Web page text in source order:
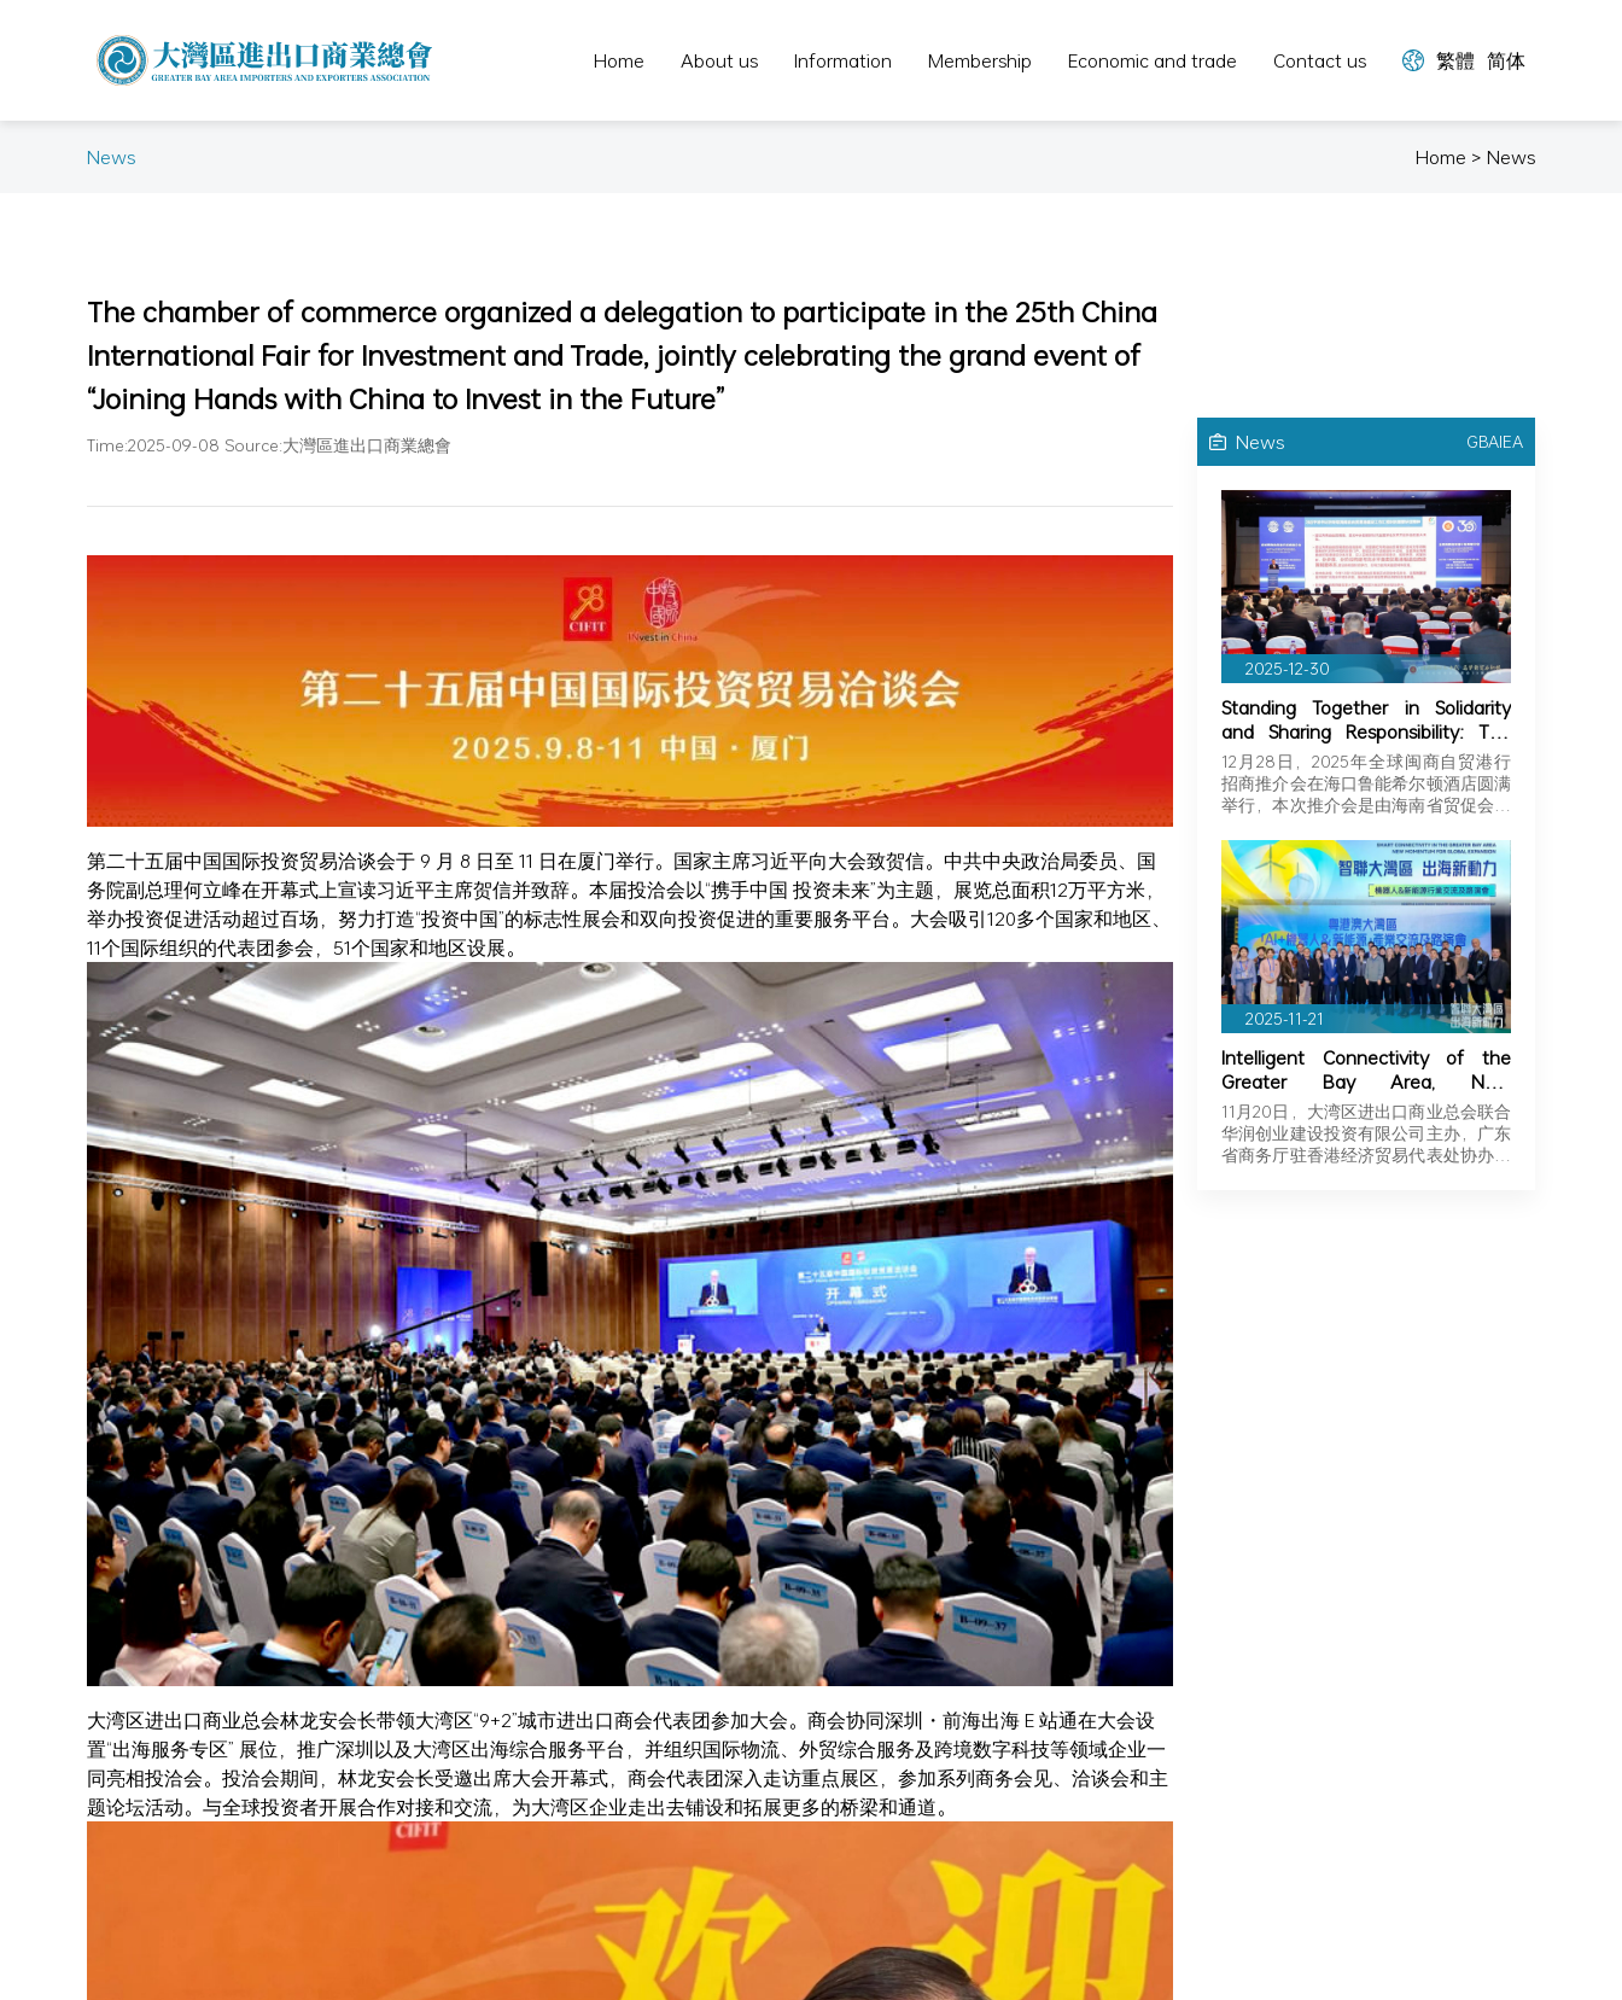
Home About us Information Membership Economic and trade Contact us 繁體 简体
News Home > News
The chamber of commerce organized a delegation to participate in the 25th China
International Fair for Investment and Trade, jointly celebrating the grand event of
“Joining Hands with China to Invest in the Future”
Time:2025-09-08 Source:大灣區進出口商業總會
第二十五届中国国际投资贸易洽谈会于 9 月 8 日至 11 日在厦门举行。国家主席习近平向大会致贺信。中共中央政治局委员、国
务院副总理何立峰在开幕式上宣读习近平主席贺信并致辞。本届投洽会以“携手中国 投资未来”为主题，展览总面积12万平方米，
举办投资促进活动超过百场，努力打造“投资中国”的标志性展会和双向投资促进的重要服务平台。大会吸引120多个国家和地区、
11个国际组织的代表团参会，51个国家和地区设展。
大湾区进出口商业总会林龙安会长带领大湾区“9+2”城市进出口商会代表团参加大会。商会协同深圳・前海出海 E 站通在大会设
置“出海服务专区” 展位，推广深圳以及大湾区出海综合服务平台，并组织国际物流、外贸综合服务及跨境数字科技等领域企业一
同亮相投洽会。投洽会期间，林龙安会长受邀出席大会开幕式，商会代表团深入走访重点展区，参加系列商务会见、洽谈会和主
题论坛活动。与全球投资者开展合作对接和交流，为大湾区企业走出去铺设和拓展更多的桥梁和通道。
News GBAIEA
2025-12-30
Standing Together in Solidarity
and Sharing Responsibility: The
Greater Bay Area Importers and
Exporters Association Explores
New Opportunities in Hainan,
Businessmen to Seize Business
Opportunities in Hainan!
12月28日，2025年全球闽商自贸港行
招商推介会在海口鲁能希尔顿酒店圆满
举行，本次推介会是由海南省贸促会和
2025-11-21
Intelligent Connectivity of the
Greater Bay Area, New
Momentum for Overseas
Expansion | Robotics & New
Energy Industry Exchange and
11月20日，大湾区进出口商业总会联合
华润创业建设投资有限公司主办，广东
省商务厅驻香港经济贸易代表处协办，